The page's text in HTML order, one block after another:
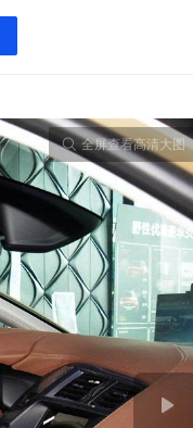
全屏查看高清大图